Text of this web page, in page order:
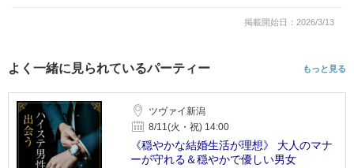
掲載開始日：2026/3/13
よく一緒に見られているパーティー もっと見る
ツヴァイ新潟
8/11(火・祝) 14:00
《穏やかな結婚生活が理想》 大人のマナ
ーが守れる＆穏やかで優しい男女